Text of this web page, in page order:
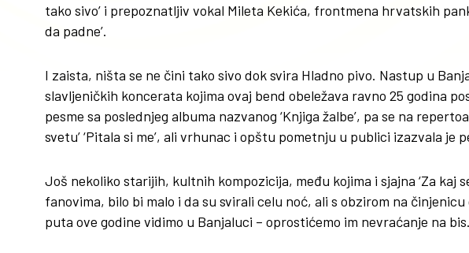
tako sivo’ i prepoznatljiv vokal Mileta Kekića, frontmena hrvatskih
da padne’.
I zaista, ništa se ne čini tako sivo dok svira Hladno pivo. Nastup u
slavljeničkih koncerata kojima ovaj bend obeležava ravno 25 godina
pesme sa poslednjeg albuma nazvanog ‘Knjiga žalbe’, pa se na
svetu’ ‘Pitala si me’, ali vrhunac i opštu pometnju u publici izazvala je
Još nekoliko starijih, kultnih kompozicija, među kojima i sjajna ‘Za kaj
fanovima, bilo bi malo i da su svirali celu noć, ali s obzirom na
puta ove godine vidimo u Banjaluci – oprostićemo im nevraćanje na bis.